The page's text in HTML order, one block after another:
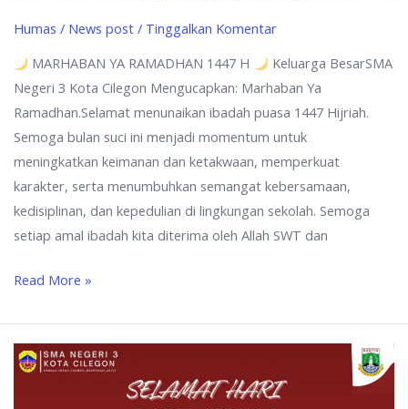
Humas / News post/ Tinggalkan Komentar
MARHABAN YA RAMADHAN 1447 H
Keluarga BesarSMA
Negeri 3 Kota Cilegon Mengucapkan: Marhaban Ya
Ramadhan.Selamat menunaikan ibadah puasa 1447 Hijriah.
Semoga bulan suci ini menjadi momentum untuk
meningkatkan keimanan dan ketakwaan, memperkuat
karakter, serta menumbuhkan semangat kebersamaan,
kedisiplinan, dan kepedulian di lingkungan sekolah. Semoga
setiap amal ibadah kita diterima oleh Allah SWT dan
Read More »
SELAMAT